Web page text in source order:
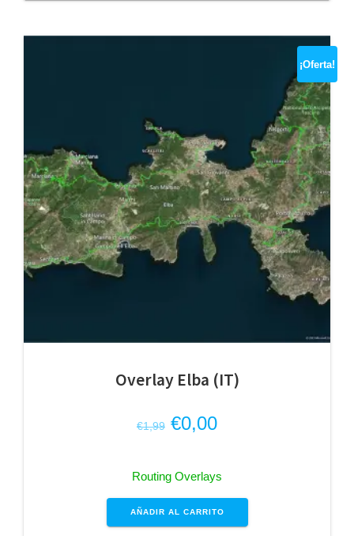
¡Oferta!
Overlay Elba (IT)
€1,99 El
original
era:
€1,99.
€0,00El
€0,00.
Routing Overlays
AÑADIR AL CARRITO